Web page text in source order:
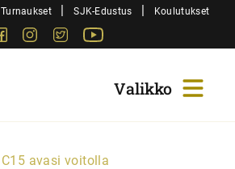
Turnaukset | SJK-Edustus | Koulutukset
FacebookInstagram
Twitter
C15 avasi voitolla